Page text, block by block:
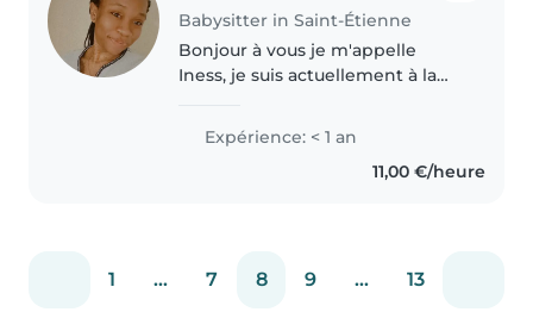
Babysitter in Saint-Étienne
Bonjour à vous je m'appelle
Iness, je suis actuellement à la
Baby-Sitter afin d'aider des
famille dans le besoin, je suis
titulaire d'une Licence en Génie..
Expérience: < 1 an
11,00 €/heure
1 ... 7 8 9 ... 13